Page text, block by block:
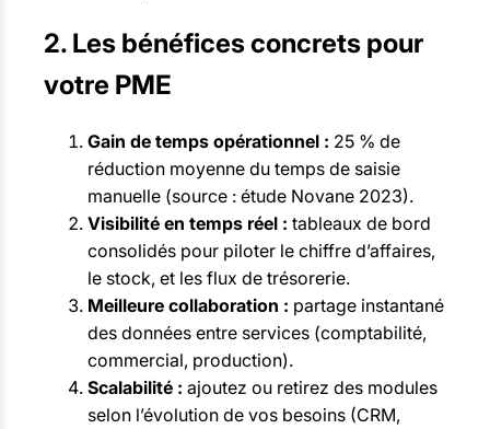
2. Les bénéfices concrets pour
votre PME
Gain de temps opérationnel : 25 % de
réduction moyenne du temps de saisie
manuelle (source : étude Novane 2023).
Visibilité en temps réel : tableaux de bord
consolidés pour piloter le chiffre d’affaires,
le stock, et les flux de trésorerie.
Meilleure collaboration : partage instantané
des données entre services (comptabilité,
commercial, production).
Scalabilité : ajoutez ou retirez des modules
selon l’évolution de vos besoins (CRM,